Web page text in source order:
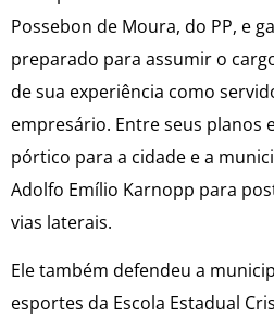
Possebon de Moura, do PP, e
preparado para assumir o
de sua experiência como
empresário. Entre seus planos
pórtico para a cidade e a
Adolfo Emílio Karnopp para
vias laterais.
Ele também defendeu a
esportes da Escola Estadual